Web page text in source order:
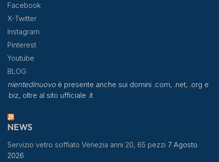
Facebook
X-Twitter
Instagram
Pinterest
Youtube
BLOG
nientedinuovoè presente anche sui domini .com, .net, .org e
.biz, oltre al sito ufficiale .it
NEWS
Servizio vetro soffiato Venezia anni 20, 65 pezzi 7 Agosto
2026